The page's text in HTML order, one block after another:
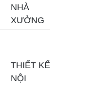
NHÀ
XƯỞNG
THIẾT KẾ
NỘI